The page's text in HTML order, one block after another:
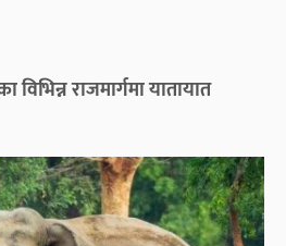
राजमार्गमा यातायात